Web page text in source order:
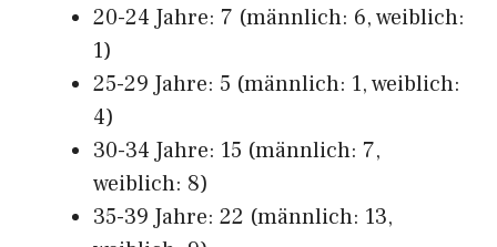
20-24 Jahre: 7 (männlich: 6, weiblich:
1)
25-29 Jahre: 5 (männlich: 1, weiblich:
4)
30-34 Jahre: 15 (männlich: 7,
weiblich: 8)
35-39 Jahre: 22 (männlich: 13,